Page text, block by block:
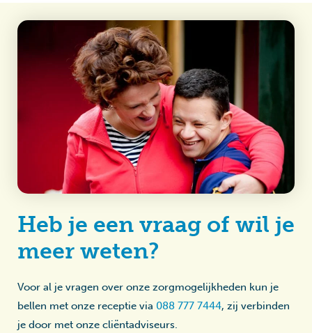
Heb je een vraag of wil je
meer weten?
Voor al je vragen over onze zorgmogelijkheden kun je
bellen met onze receptie via 088 777 7444, zij verbinden
je door met onze cliëntadviseurs.